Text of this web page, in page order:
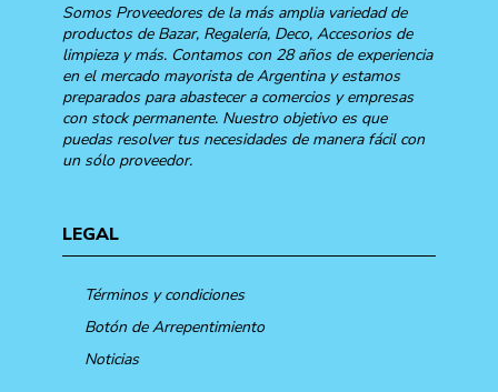
Somos Proveedores de la más amplia variedad de
productos de Bazar, Regalería, Deco, Accesorios de
limpieza y más. Contamos con 28 años de experiencia
en el mercado mayorista de Argentina y estamos
preparados para abastecer a comercios y empresas
con stock permanente. Nuestro objetivo es que
puedas resolver tus necesidades de manera fácil con
un sólo proveedor.
LEGAL
Términos y condiciones
Botón de Arrepentimiento
Noticias